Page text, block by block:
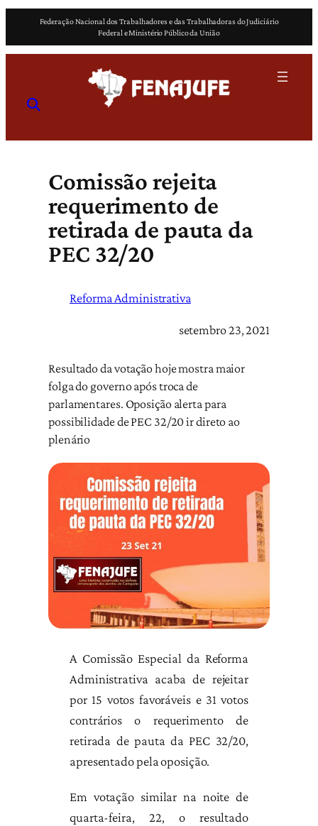
o
Federação Nacional dos Trabalhadores e das Trabalhadoras do Judiciário
Federal e Ministério Público da União
Comissão rejeita
requerimento de
retirada de pauta da
PEC 32/20
Reforma Administrativa
setembro 23, 2021
Resultado da votação hoje mostra maior
folga do governo após troca de
parlamentares. Oposição alerta para
possibilidade de PEC 32/20 ir direto ao
plenário
A Comissão Especial da Reforma
Administrativa acaba de rejeitar
por 15 votos favoráveis e 31 votos
contrários o requerimento de
retirada de pauta da PEC 32/20,
apresentado pela oposição.
Em votação similar na noite de
quarta-feira, 22, o resultado